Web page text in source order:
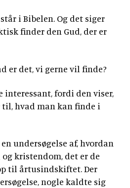
i Bibelen. Og det siger
finder den Gud, der er
er det, vi gerne vil finde?
interessant, fordi den viser,
hvad man kan finde i
undersøgelse af, hvordan
kristendom, det er de
til årtusindskiftet. Der
nogle kaldte sig